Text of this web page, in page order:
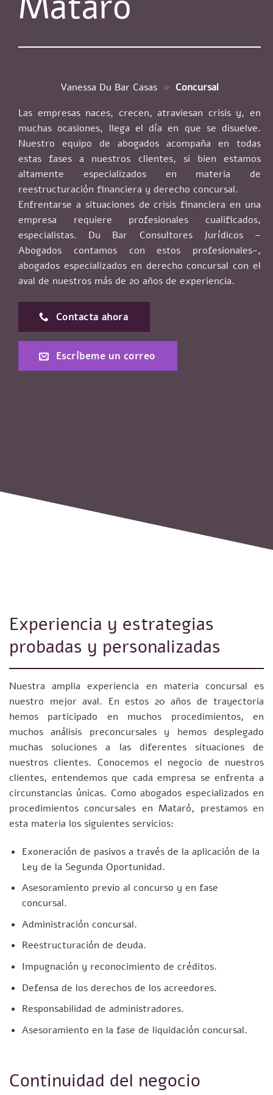
Vanessa Du Bar Casas » Concursal
Las empresas naces, crecen, atraviesan crisis y, en
muchas ocasiones, llega el día en que se disuelve.
Nuestro equipo de abogados acompaña en todas
estas fases a nuestros clientes, si bien estamos
altamente especializados en materia de
reestructuración financiera y derecho concursal.
Enfrentarse a situaciones de crisis financiera en una
empresa requiere profesionales cualificados,
especialistas. Du Bar Consultores Jurídicos –
Abogados contamos con estos profesionales-,
abogados especializados en derecho concursal con el
aval de nuestros más de 20 años de experiencia.
Contacta ahora
Escríbeme un correo
Experiencia y estrategias
probadas y personalizadas
Nuestra amplia experiencia en materia concursal es
nuestro mejor aval. En estos 20 años de trayectoria
hemos participado en muchos procedimientos, en
muchos análisis preconcursales y hemos desplegado
muchas soluciones a las diferentes situaciones de
nuestros clientes. Conocemos el negocio de nuestros
clientes, entendemos que cada empresa se enfrenta a
circunstancias únicas. Como abogados especializados en
procedimientos concursales en Mataró, prestamos en
esta materia los siguientes servicios:
Exoneración de pasivos a través de la aplicación de la
Ley de la Segunda Oportunidad.
Asesoramiento previo al concurso y en fase
concursal.
Administración concursal.
Reestructuración de deuda.
Impugnación y reconocimiento de créditos.
Defensa de los derechos de los acreedores.
Responsabilidad de administradores.
Asesoramiento en la fase de liquidación concursal.
Continuidad del negocio